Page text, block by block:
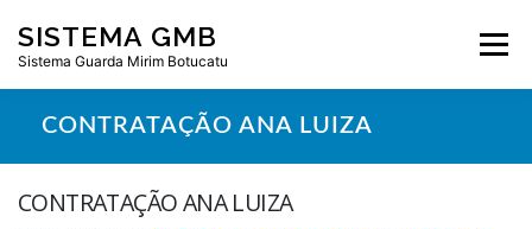
para
conteúdo
SISTEMA GMB
Sistema Guarda Mirim Botucatu
Menu
CONTRATAÇÃO ANA LUIZA
CONTRATAÇÃO ANA LUIZA